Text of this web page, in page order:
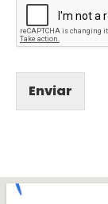
Enviar